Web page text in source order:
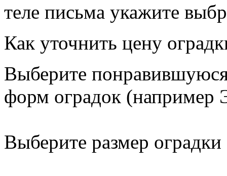
теле письма укажите
Как уточнить цену
Выберите
форм оградок (например
Выберите размер оградки